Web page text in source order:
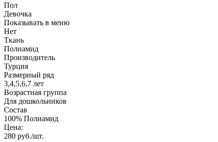
Пол
Девочка
Показывать в меню
Нет
Ткань
Полиамид
Производитель
Турция
Размерный ряд
3,4,5,6,7 лет
Возрастная группа
Для дошкольников
Состав
100% Полиамид
Цена:
280 руб./шт.